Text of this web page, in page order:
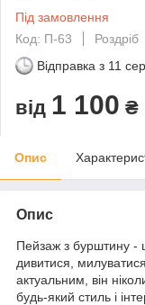
Під замовлення
Код: П-63
Роздріб
Відправка з 11
від 1 100 ₴
Опис
Опис
Пейзаж з бурштину -
дивитися,
актуальним, він
будь-який стиль і